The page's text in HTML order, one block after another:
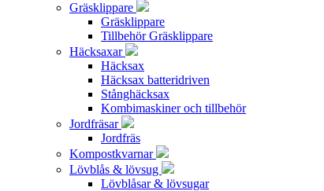
Gräsklippare
Gräsklippare
Tillbehör Gräsklippare
Häcksaxar
Häcksax
Häcksax batteridriven
Stånghäcksax
Kombimaskiner och tillbehör
Jordfräsar
Jordfräs
Kompostkvarnar
Lövblås & lövsug
Lövblåsar & lövsugar